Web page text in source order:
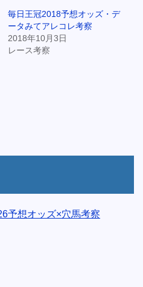
毎日王冠2018予想オッズ・デ
ータみてアレコレ考察
2018年10月3日
レース考察
予想オッズ×穴馬考察